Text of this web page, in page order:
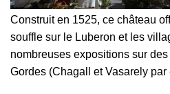
Construit en 1525, ce château
souffle sur le Luberon et les
nombreuses expositions sur
Gordes (Chagall et Vasarely